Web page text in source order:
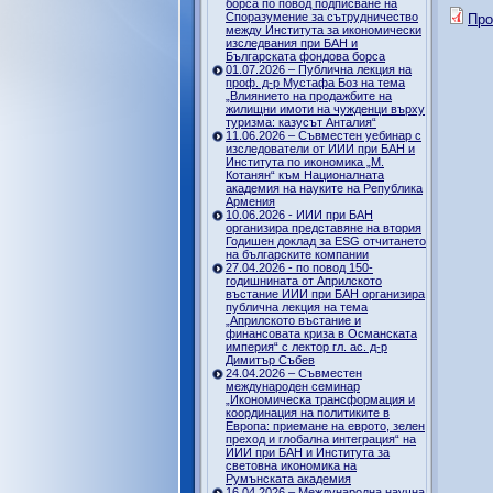
борса по повод подписване на
Споразумение за сътрудничество
между Института за икономически
изследвания при БАН и
Българската фондова борса
01.07.2026 – Публична лекция на
проф. д-р Мустафа Боз на тема
„Влиянието на продажбите на
жилищни имоти на чужденци върху
туризма: казусът Анталия“
11.06.2026 – Съвместен уебинар с
изследователи от ИИИ при БАН и
Института по икономика „М.
Котанян“ към Националната
академия на науките на Република
Армения
10.06.2026 - ИИИ при БАН
организира представяне на втория
Годишен доклад за ESG отчитането
на българските компании
27.04.2026 - по повод 150-
годишнината от Априлското
въстание ИИИ при БАН организира
публична лекция на тема
„Априлското въстание и
финансовата криза в Османската
империя“ с лектор гл. ас. д-р
Димитър Събев
24.04.2026 – Съвместен
международен семинар
„Икономическа трансформация и
координация на политиките в
Европа: приемане на еврото, зелен
преход и глобална интеграция“ на
ИИИ при БАН и Института за
световна икономика на
Румънската академия